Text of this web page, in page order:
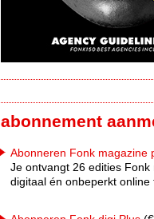
abonnement
Abonneren Fonk magazine
Je ontvangt 26 edities
digitaal én onbeperkt online